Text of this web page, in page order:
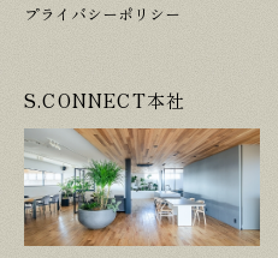
プライバシーポリシー
S.CONNECT本社